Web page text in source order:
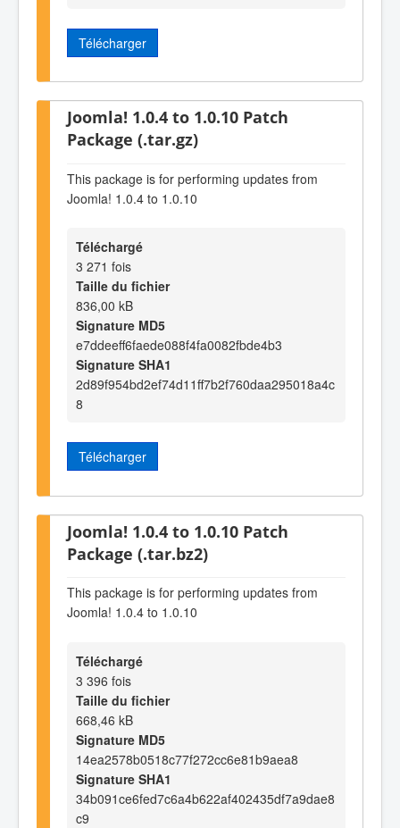
Télécharger
Joomla! 1.0.4 to 1.0.10 Patch
Package (.tar.gz)
This package is for performing updates from
Joomla! 1.0.4 to 1.0.10
Téléchargé
3 271 fois
Taille du fichier
836,00 kB
Signature MD5
e7ddeeff6faede088f4fa0082fbde4b3
Signature SHA1
2d89f954bd2ef74d11ff7b2f760daa295018a4c
8
Télécharger
Joomla! 1.0.4 to 1.0.10 Patch
Package (.tar.bz2)
This package is for performing updates from
Joomla! 1.0.4 to 1.0.10
Téléchargé
3 396 fois
Taille du fichier
668,46 kB
Signature MD5
14ea2578b0518c77f272cc6e81b9aea8
Signature SHA1
34b091ce6fed7c6a4b622af402435df7a9dae8
c9